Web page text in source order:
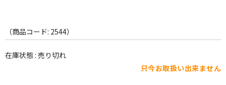
7INC
レア盤（1万円以上）
（商品コード: 2544）
在庫状態 : 売り切れ
只今お取扱い出来ません